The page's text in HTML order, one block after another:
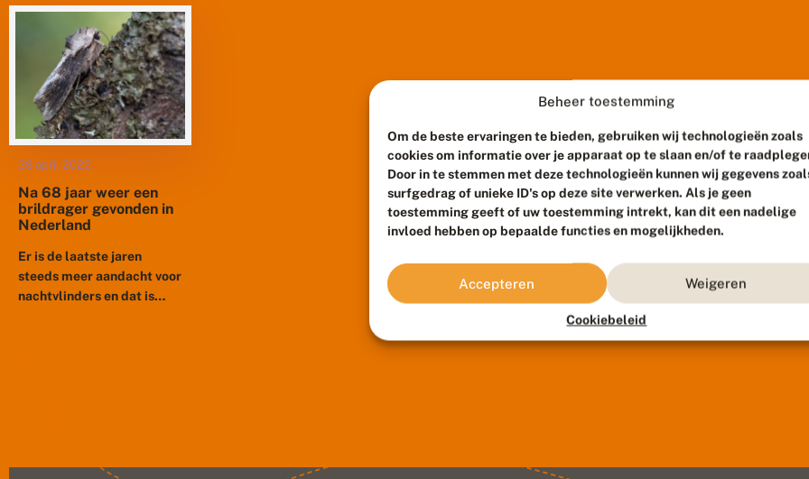
Beheer toestemming
Om de beste ervaringen te bieden, gebruiken wij technologieën zoals
cookies om informatie over je apparaat op te slaan en/of te
Door in te stemmen met deze technologieën kunnen wij gegevens
surfgedrag of unieke ID's op deze site verwerken. Als je geen
toestemming geeft of uw toestemming intrekt, kan dit een nadelige
invloed hebben op bepaalde functies en mogelijkheden.
Accepteren Weigeren
Cookiebeleid
28 april 2022
Na 68 jaar weer een
brildrager gevonden in
Nederland
Er is de laatste jaren
steeds meer aandacht voor
nachtvlinders en dat is